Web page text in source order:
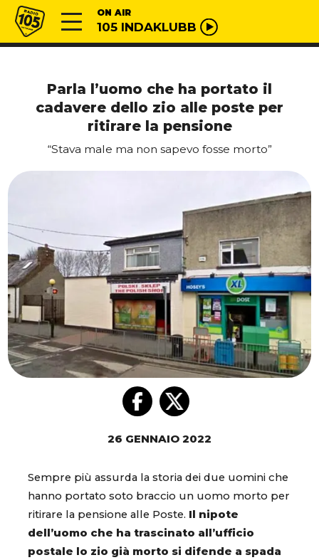
Vai al contenuto
Radio 105 ON AIR
105 INDAKLUBB
Parla l’uomo che ha portato il
cadavere dello zio alle poste per
ritirare la pensione
“Stava male ma non sapevo fosse morto”
26 GENNAIO 2022
Sempre più assurda la storia dei due uomini che
hanno portato soto braccio un uomo morto per
ritirare la pensione alle Poste. Il nipote
dell’uomo che ha trascinato all’ufficio
postale lo zio già morto si difende a spada